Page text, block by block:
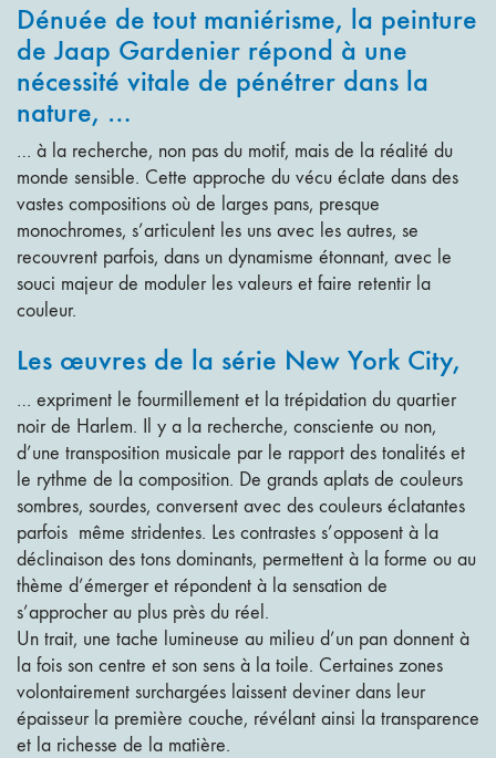
Dénuée de tout maniérisme, la peinture
de Jaap Gardenier répond à une
nécessité vitale de pénétrer dans la
nature, …
… à la recherche, non pas du motif, mais de la réalité du
monde sensible. Cette approche du vécu éclate dans des
vastes compositions où de larges pans, presque
monochromes, s’articulent les uns avec les autres, se
recouvrent parfois, dans un dynamisme étonnant, avec le
souci majeur de moduler les valeurs et faire retentir la
couleur.
Les œuvres de la série New York City,
… expriment le fourmillement et la trépidation du quartier
noir de Harlem. Il y a la recherche, consciente ou non,
d’une transposition musicale par le rapport des tonalités et
le rythme de la composition. De grands aplats de couleurs
sombres, sourdes, conversent avec des couleurs éclatantes
parfois même stridentes. Les contrastes s’opposent à la
déclinaison des tons dominants, permettent à la forme ou au
thème d’émerger et répondent à la sensation de
s’approcher au plus près du réel.
Un trait, une tache lumineuse au milieu d’un pan donnent à
la fois son centre et son sens à la toile. Certaines zones
volontairement surchargées laissent deviner dans leur
épaisseur la première couche, révélant ainsi la transparence
et la richesse de la matière.